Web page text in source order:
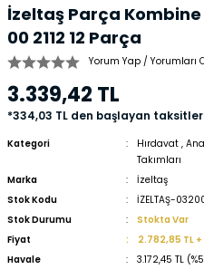
İzeltaş Parça Kombine
00 2112 12 Parça
Yorum Yap / Yorumları
3.339,42 TL
*334,03 TL den başlayan
Kategori Hırdavat ,
Takımları
Marka
İzeltaş
Stok Kodu
İZELTAŞ-
Stok Durumu
Stokta Var
Fiyat
2.782,85 TL +
Havale
3.172,45 TL